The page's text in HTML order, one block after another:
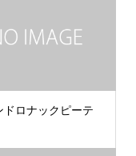
ドロナックピーテ